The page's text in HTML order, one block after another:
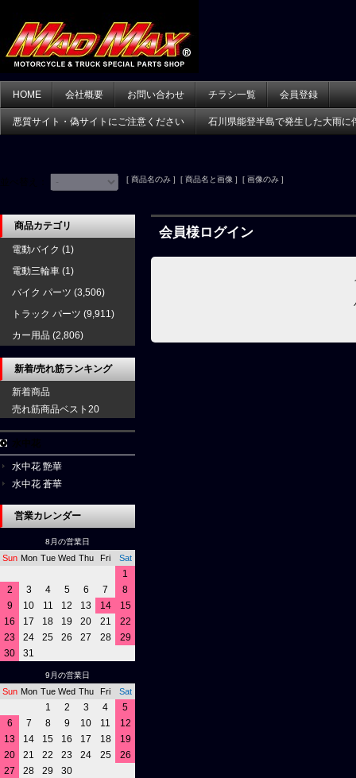
HOME 会社概要 お問い合わせ チラシ一覧 会員登録
悪質サイト・偽サイトにご注意ください 石川県能登半島で発生した大雨に
[ 商品名のみ ] [ 商品名と画像 ] [ 画像のみ ]
会員様ログイン
商品カテゴリ
電動バイク (1)
電動三輪車 (1)
バイク パーツ (3,506)
トラック パーツ (9,911)
カー用品 (2,806)
新着/売れ筋ランキング
新着商品
売れ筋商品ベスト20
水中花 艶華
水中花 蒼華
営業カレンダー
8月の営業日
Sun Mon Tue Wed Thu Fri Sat
1
2
3 4 5 6 7
8
9
10 11 12 13 14
15
16
17 18 19 20 21
22
23
24 25 26 27 28
29
30
31
9月の営業日
Sun Mon Tue Wed Thu Fri Sat
1 2 3 4
5
6
7 8 9 10 11
12
13
14 15 16 17 18
19
20
21 22 23 24 25
26
27
28 29 30